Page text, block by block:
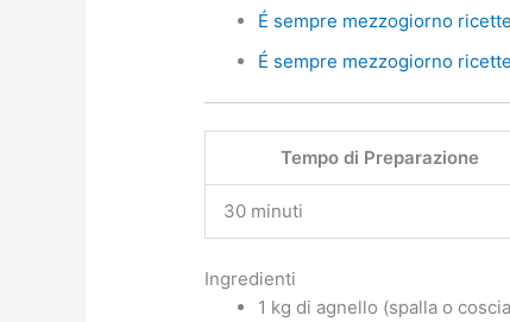
É sempre mezzogiorno
É sempre mezzogiorno
Tempo di Preparazione
30 minuti
Ingredienti
1 kg di agnello (spalla o